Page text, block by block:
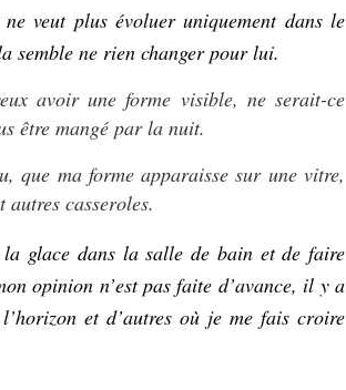
veut plus évoluer uniquement dans le
semble ne rien changer pour lui.
avoir une forme visible, ne serait-ce
être mangé par la nuit.
que ma forme apparaisse sur une vitre,
casseroles.
glace dans la salle de bain et de faire
opinion n’est pas faite d’avance, il y a
et d’autres où je me fais croire